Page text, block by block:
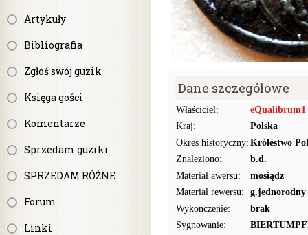
Artykuły
Bibliografia
Zgłoś swój guzik
Księga gości
Komentarze
Sprzedam guziki
SPRZEDAM RÓŻNE
Forum
Linki
Dane szczegółowe
Właściciel:
eQualibrum1
Kraj:
Polska
Okres historyczny: Królestwo
Znaleziono:
b.d.
Materiał awersu:
mosiądz
Materiał rewersu:
g.jednorodny
Wykończenie:
brak
Sygnowanie: